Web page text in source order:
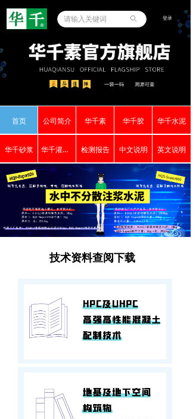
登录
ꄙ
首页 公司简介 华千素 华千胶 华千水泥
华千砂浆 华千灌浆料 检测报告 中文说明 英文说明
技术资料查阅下载